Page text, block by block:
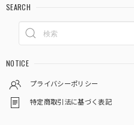
SEARCH
NOTICE
プライバシーポリシー
特定商取引法に基づく表記